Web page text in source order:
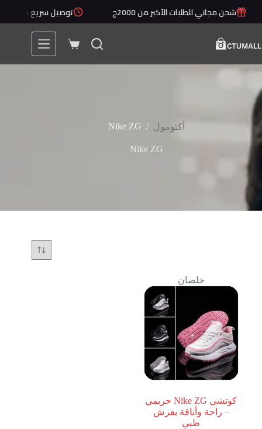
التجاوزشحن مجاني للطلبات الأكبر من 2000ج توصيل سريع خلال 1 - 5 أيام
عربة
أكتومول /
Nike ZG
Nike ZG
خلصان
كوتشي Nike ZG حريمي
– راحة وأناقة بفرش
طبي